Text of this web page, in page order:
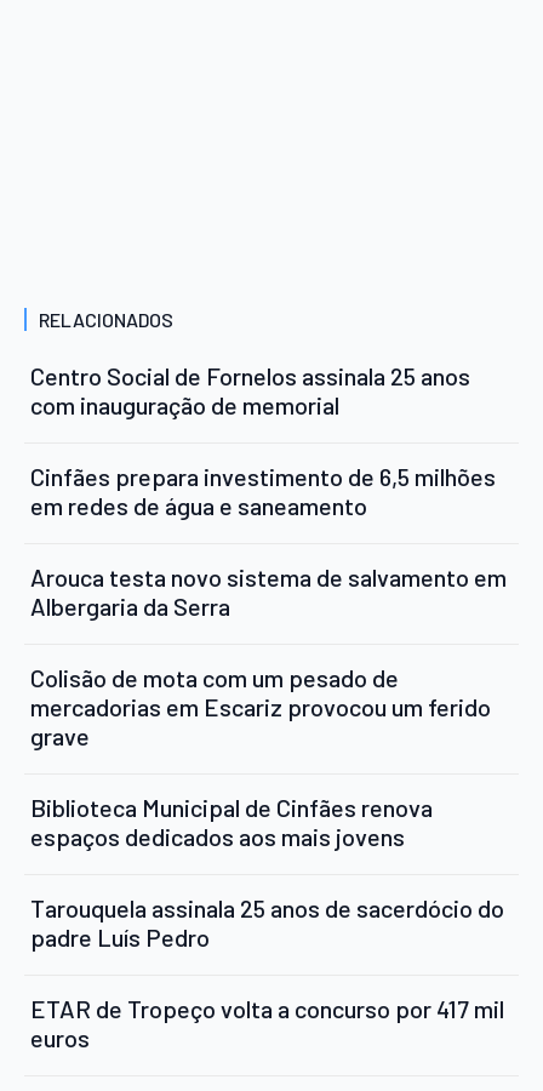
RELACIONADOS
Centro Social de Fornelos assinala 25 anos
com inauguração de memorial
Cinfães prepara investimento de 6,5 milhões
em redes de água e saneamento
Arouca testa novo sistema de salvamento em
Albergaria da Serra
Colisão de mota com um pesado de
mercadorias em Escariz provocou um ferido
grave
Biblioteca Municipal de Cinfães renova
espaços dedicados aos mais jovens
Tarouquela assinala 25 anos de sacerdócio do
padre Luís Pedro
ETAR de Tropeço volta a concurso por 417 mil
euros